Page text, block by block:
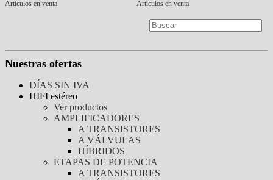
Artículos en venta Artículos en venta
Nuestras ofertas
DÍAS SIN IVA
HIFI estéreo
Ver productos
AMPLIFICADORES
A TRANSISTORES
A VÁLVULAS
HÍBRIDOS
ETAPAS DE POTENCIA
A TRANSISTORES